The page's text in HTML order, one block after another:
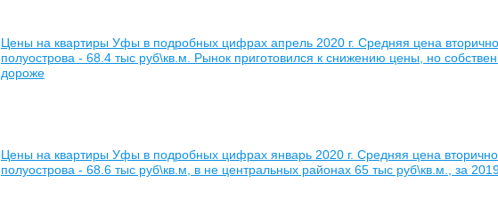
Цены на квартиры Уфы в подробных цифрах апрель 2020 г. Средняя цена
полуострова - 68.4 тыс руб\кв.м. Рынок приготовился к снижению цены, но
дороже
Цены на квартиры Уфы в подробных цифрах январь 2020 г. Средняя цена
полуострова - 68.6 тыс руб\кв.м, в не центральных районах 65 тыс руб\кв.м., за